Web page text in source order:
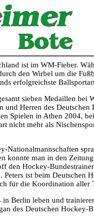
ist im WM-Fieber.
den Wirbel um die
erfolgreichste
sieben Medaillen bei
Herren des Deutschen
Spielen in Athen 2004,
nicht mehr als
Nationalmannschaften
konnte man in den
den Hockey-
ist beim Deutschen
für die Koordination
Berlin leben und
des Deutschen Hockey-